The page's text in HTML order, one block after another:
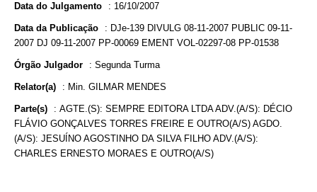
Data do Julgamento : 16/10/2007
Data da Publicação : DJe-139 DIVULG 08-11-2007 PUBLIC 09-11-
2007 DJ 09-11-2007 PP-00069 EMENT VOL-02297-08 PP-01538
Órgão Julgador : Segunda Turma
Relator(a) : Min. GILMAR MENDES
Parte(s) : AGTE.(S): SEMPRE EDITORA LTDA ADV.(A/S): DÉCIO
FLÁVIO GONÇALVES TORRES FREIRE E OUTRO(A/S) AGDO.
(A/S): JESUÍNO AGOSTINHO DA SILVA FILHO ADV.(A/S):
CHARLES ERNESTO MORAES E OUTRO(A/S)